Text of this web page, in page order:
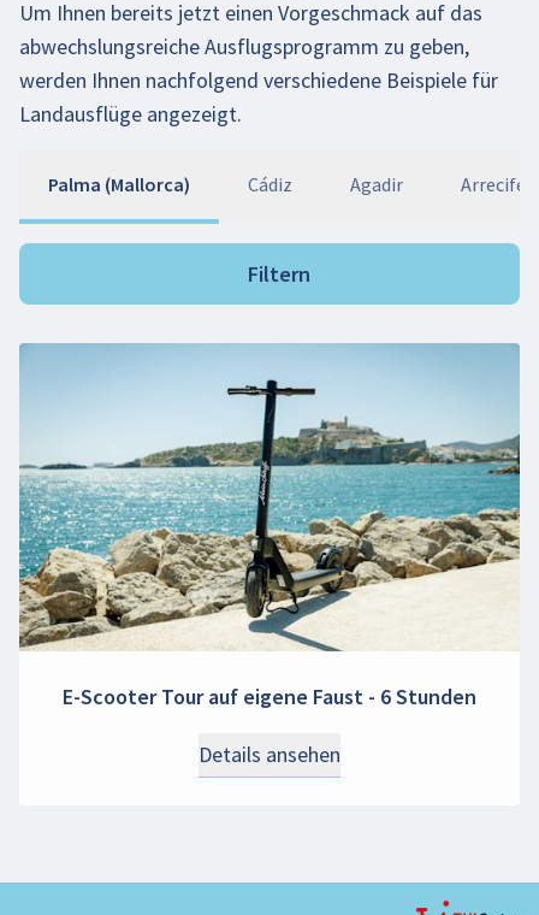
Um Ihnen bereits jetzt einen Vorgeschmack auf das
abwechslungsreiche Ausflugsprogramm zu geben,
werden Ihnen nachfolgend verschiedene Beispiele für
Landausflüge angezeigt.
Palma (Mallorca) Cádiz Agadir Arrecife
Filtern
E-Scooter Tour auf eigene Faust - 6 Stunden
Details ansehen